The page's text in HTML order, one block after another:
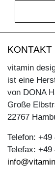
KONTAKT
vitamin
ist eine
von DONA
Große
22767
Telefon: +49
Telefax: +49